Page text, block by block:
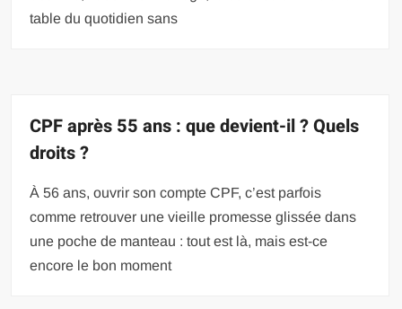
table du quotidien sans
CPF après 55 ans : que devient-il ? Quels
droits ?
À 56 ans, ouvrir son compte CPF, c’est parfois
comme retrouver une vieille promesse glissée dans
une poche de manteau : tout est là, mais est-ce
encore le bon moment